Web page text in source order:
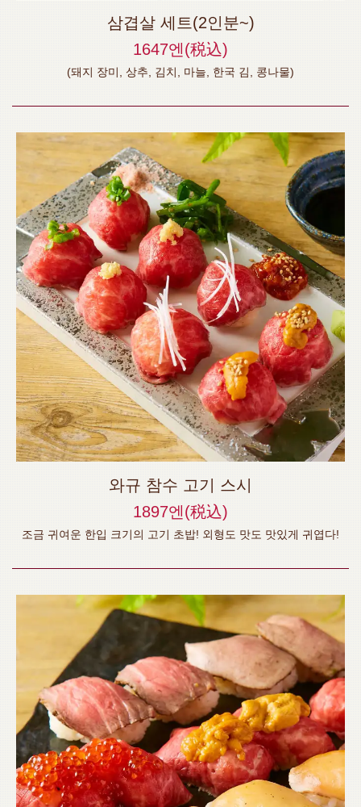
삼겹살 세트(2인분~)
1647엔 (税込)
(돼지 장미, 상추, 김치, 마늘, 한국 김, 콩나물)
와규 참수 고기 스시
1897엔 (税込)
조금 귀여운 한입 크기의 고기 초밥! 외형도 맛도 맛있게 귀엽다!